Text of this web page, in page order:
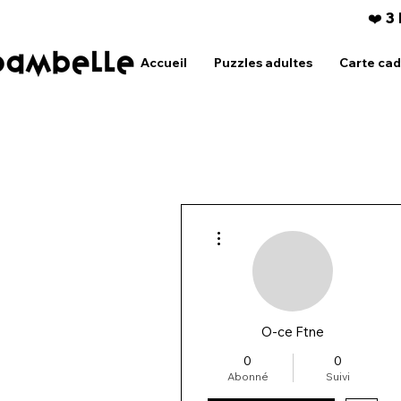
❤️ 3
Accueil Puzzles adultes Carte
O-ce Ftne
0
Abonné
0
Suivi